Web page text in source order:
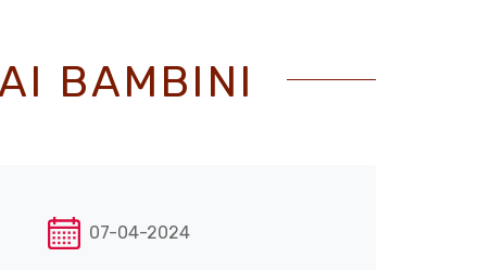
BAMBINI
07-04-2024